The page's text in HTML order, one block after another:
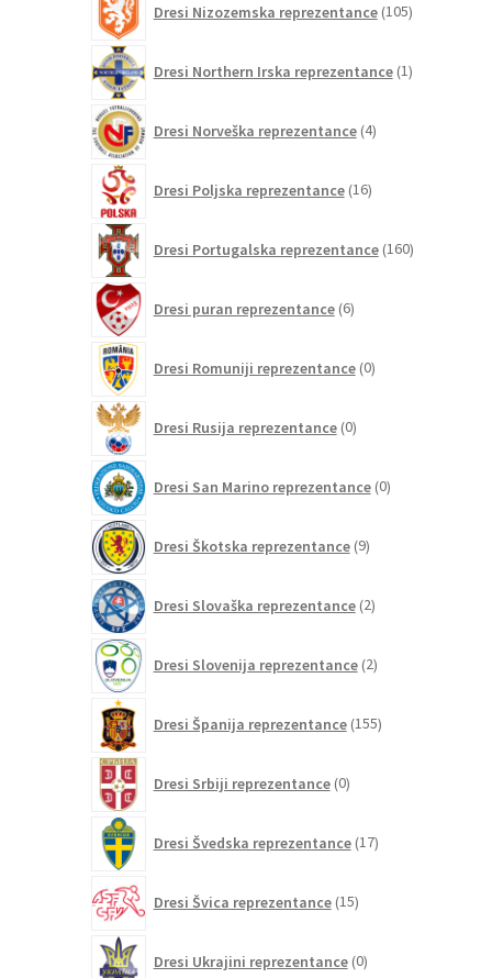
Dresi Nizozemska reprezentance 105izdelkov
Dresi Northern Irska reprezentance 1izdelek
Dresi Norveška reprezentance 4izdelki
Dresi Poljska reprezentance 16izdelkov
Dresi Portugalska reprezentance 160izdelkov
Dresi puran reprezentance 6izdelkov
Dresi Romuniji reprezentance 0izdelkov
Dresi Rusija reprezentance 0izdelkov
Dresi San Marino reprezentance 0izdelkov
Dresi Škotska reprezentance 9izdelkov
Dresi Slovaška reprezentance 2izdelka
Dresi Slovenija reprezentance 2izdelka
Dresi Španija reprezentance 155izdelkov
Dresi Srbiji reprezentance 0izdelkov
Dresi Švedska reprezentance 17izdelkov
Dresi Švica reprezentance 15izdelkov
Dresi Ukrajini reprezentance 0izdelkov